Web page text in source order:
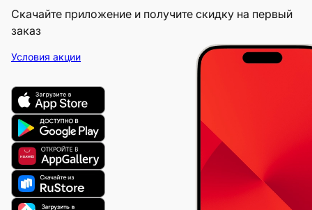
Скачайте приложение и получите скидку на первый
заказ
Условия акции